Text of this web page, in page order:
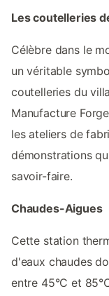
Les coutelleries
Célèbre dans le
un véritable
coutelleries du
Manufacture
les ateliers de
démonstrations
savoir-faire.
Chaudes-Aigues
Cette station
d'eaux chaudes
entre 45°C et